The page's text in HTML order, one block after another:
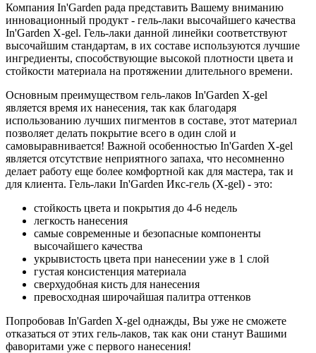
Компания In'Garden рада представить Вашему вниманию
инновационный продукт - гель-лаки высочайшего качества
In'Garden X-gel. Гель-лаки данной линейки соответствуют
высочайшим стандартам, в их составе используются лучшие
ингредиенты, способствующие высокой плотности цвета и
стойкости материала на протяжении длительного времени.
Основным преимуществом гель-лаков In'Garden X-gel
является время их нанесения, так как благодаря
использованию лучших пигментов в составе, этот материал
позволяет делать покрытие всего в один слой и
самовыравнивается! Важной особенностью In'Garden X-gel
является отсутствие неприятного запаха, что несомненно
делает работу еще более комфортной как для мастера, так и
для клиента. Гель-лаки In'Garden Икс-гель (X-gel) - это:
стойкость цвета и покрытия до 4-6 недель
легкость нанесения
самые современные и безопасные компоненты
высочайшего качества
укрывистость цвета при нанесении уже в 1 слой
густая консистенция материала
сверхудобная кисть для нанесения
превосходная широчайшая палитра оттенков
Попробовав In'Garden X-gel однажды, Вы уже не сможете
отказаться от этих гель-лаков, так как они станут Вашими
фаворитами уже с первого нанесения!